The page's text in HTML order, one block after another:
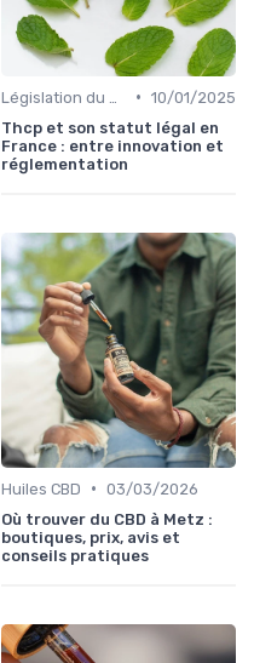
• 10/01/2025
Thcp et son statut légal en
France : entre innovation et
réglementation
Huiles CBD • 03/03/2026
Où trouver du CBD à Metz :
boutiques, prix, avis et
conseils pratiques